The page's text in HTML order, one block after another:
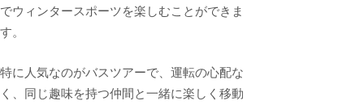
でウィンタースポーツを楽しむことができま
す。
特に人気なのがバスツアーで、運転の心配な
く、同じ趣味を持つ仲間と一緒に楽しく移動